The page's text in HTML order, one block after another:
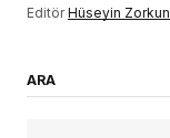
Editör Hüseyin Zorkun
ARA